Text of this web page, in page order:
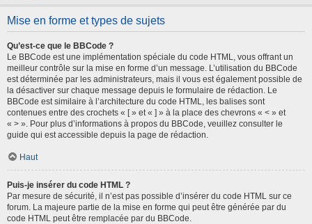
Mise en forme et types de sujets
Qu’est-ce que le BBCode ?
Le BBCode est une implémentation spéciale du code HTML, vous offrant un
meilleur contrôle sur la mise en forme d’un message. L’utilisation du BBCode
est déterminée par les administrateurs, mais il vous est également possible de
la désactiver sur chaque message depuis le formulaire de rédaction. Le
BBCode est similaire à l’architecture du code HTML, les balises sont
contenues entre des crochets « [ » et « ] » à la place des chevrons « < » et
« > ». Pour plus d’informations à propos du BBCode, veuillez consulter le
guide qui est accessible depuis la page de rédaction.
Haut
Puis-je insérer du code HTML ?
Par mesure de sécurité, il n’est pas possible d’insérer du code HTML sur ce
forum. La majeure partie de la mise en forme qui peut être générée par du
code HTML peut être remplacée par du BBCode.